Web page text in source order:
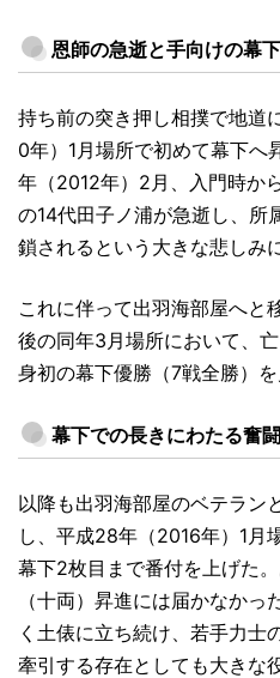
恩師の急逝と手向けの幕
持ち前の突き押し相撲で地道
0年）1月場所で初めて幕下へ
年（2012年）2月、入門時か
の14代田子ノ浦が急逝し、所
鎖されるという大きな悲しみ
これに伴って出羽海部屋へと
後の同年3月場所において、
身初の幕下優勝（7戦全勝）を
幕下での長きにわたる奮闘
以降も出羽海部屋のベテラン
し、平成28年（2016年）1月
幕下2枚目まで番付を上げた
（十両）昇進には届かなか
く土俵に立ち続け、若手力士
牽引する存在としても大きな